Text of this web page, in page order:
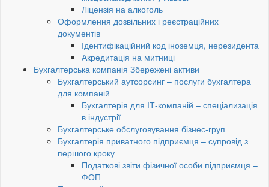
Ліцензія на алкоголь
Оформлення дозвільних і реєстраційних
документів
Ідентифікаційний код іноземця, нерезидента
Акредитація на митниці
Бухгалтерська компанія Збережені активи
Бухгалтерський аутсорсинг – послуги бухгалтера
для компаній
Бухгалтерія для ІТ-компаній – спеціализація
в індустрії
Бухгалтерське обслуговування бізнес-груп
Бухгалтерія приватного підприємця – супровід з
першого кроку
Податкові звіти фізичної особи підприємця –
ФОП